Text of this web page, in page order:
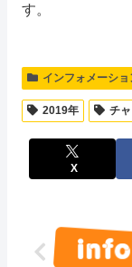
す。
インフォメーショ
2019年 チ
X